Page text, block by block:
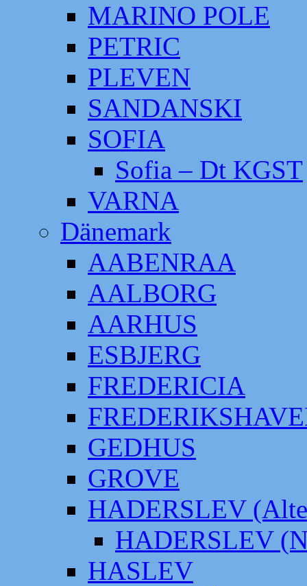
MARINO POLE
PETRIC
PLEVEN
SANDANSKI
SOFIA
Sofia – Dt KGST
VARNA
Dänemark
AABENRAA
AALBORG
AARHUS
ESBJERG
FREDERICIA
GEDHUS
GROVE
HADERSLEV
HADERSLEV
HASLEV